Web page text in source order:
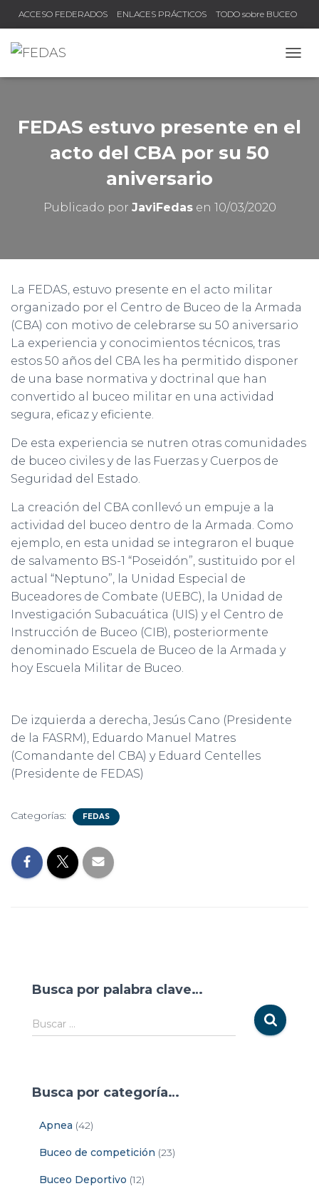
ACCESO FEDERADOS ENLACES PRÁCTICOS TODO sobre BUCEO
FEDAS estuvo presente en el
acto del CBA por su 50
aniversario
Publicado por JaviFedasen 10/03/2020
La FEDAS, estuvo presente en el acto militar
organizado por el Centro de Buceo de la Armada
(CBA) con motivo de celebrarse su 50 aniversario
La experiencia y conocimientos técnicos, tras
estos 50 años del CBA les ha permitido disponer
de una base normativa y doctrinal que han
convertido al buceo militar en una actividad
segura, eficaz y eficiente.
De esta experiencia se nutren otras comunidades
de buceo civiles y de las Fuerzas y Cuerpos de
Seguridad del Estado.
La creación del CBA conllevó un empuje a la
actividad del buceo dentro de la Armada. Como
ejemplo, en esta unidad se integraron el buque
de salvamento BS-1 “Poseidón”, sustituido por el
actual “Neptuno”, la Unidad Especial de
Buceadores de Combate (UEBC), la Unidad de
Investigación Subacuática (UIS) y el Centro de
Instrucción de Buceo (CIB), posteriormente
denominado Escuela de Buceo de la Armada y
hoy Escuela Militar de Buceo.
De izquierda a derecha, Jesús Cano (Presidente
de la FASRM), Eduardo Manuel Matres
(Comandante del CBA) y Eduard Centelles
(Presidente de FEDAS)
Categorías: FEDAS
Busca por palabra clave…
Buscar …
Busca por categoría…
Apnea (42)
Buceo de competición (23)
Buceo Deportivo (12)